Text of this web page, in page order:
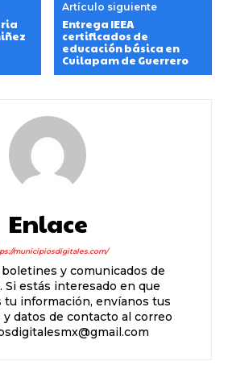
Artículo siguiente
Entrega IEEA
certificados de
educación básica en
Cuilapam de Guerrero
Enlace
municipiosdigitales.com/
y comunicados de
Si estás interesado en que
tu información, envíanos tus
datos de contacto al correo